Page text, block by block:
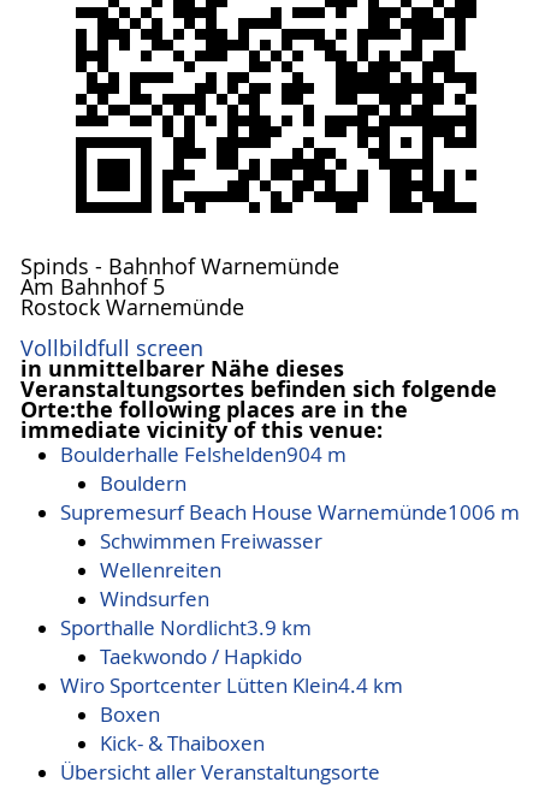
Spinds - Bahnhof Warnemünde
Am Bahnhof 5
Rostock Warnemünde
Vollbildfull screen
in unmittelbarer Nähe dieses
Veranstaltungsortes befinden sich folgende
Orte:the following places are in the
immediate vicinity of this venue:
Boulderhalle Felshelden904 m
Bouldern
Supremesurf Beach House Warnemünde1006 m
Schwimmen Freiwasser
Wellenreiten
Windsurfen
Sporthalle Nordlicht3.9 km
Taekwondo / Hapkido
Wiro Sportcenter Lütten Klein4.4 km
Boxen
Kick- & Thaiboxen
Übersicht aller Veranstaltungsorte